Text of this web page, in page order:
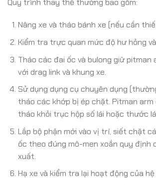
Nâng xe và tháo bánh xe (nếu cần
Kiểm tra trực quan mức độ hư hỏng
Tháo các đai ốc và bulong giữ pitman
với drag link và khung xe.
Sử dụng dụng cụ chuyên dụng
tháo các khớp bị ép chặt. Pitman arm
tháo khỏi trục hộp số lái hoặc thước
Lắp bộ phận mới vào vị trí, siết chặt
ốc theo đúng mô-men xoắn quy định
xuất.
Hạ xe và kiểm tra lại hoạt động của